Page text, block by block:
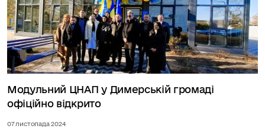
Модульний ЦНАП у Димерській громаді
офіційно відкрито
07 листопада 2024